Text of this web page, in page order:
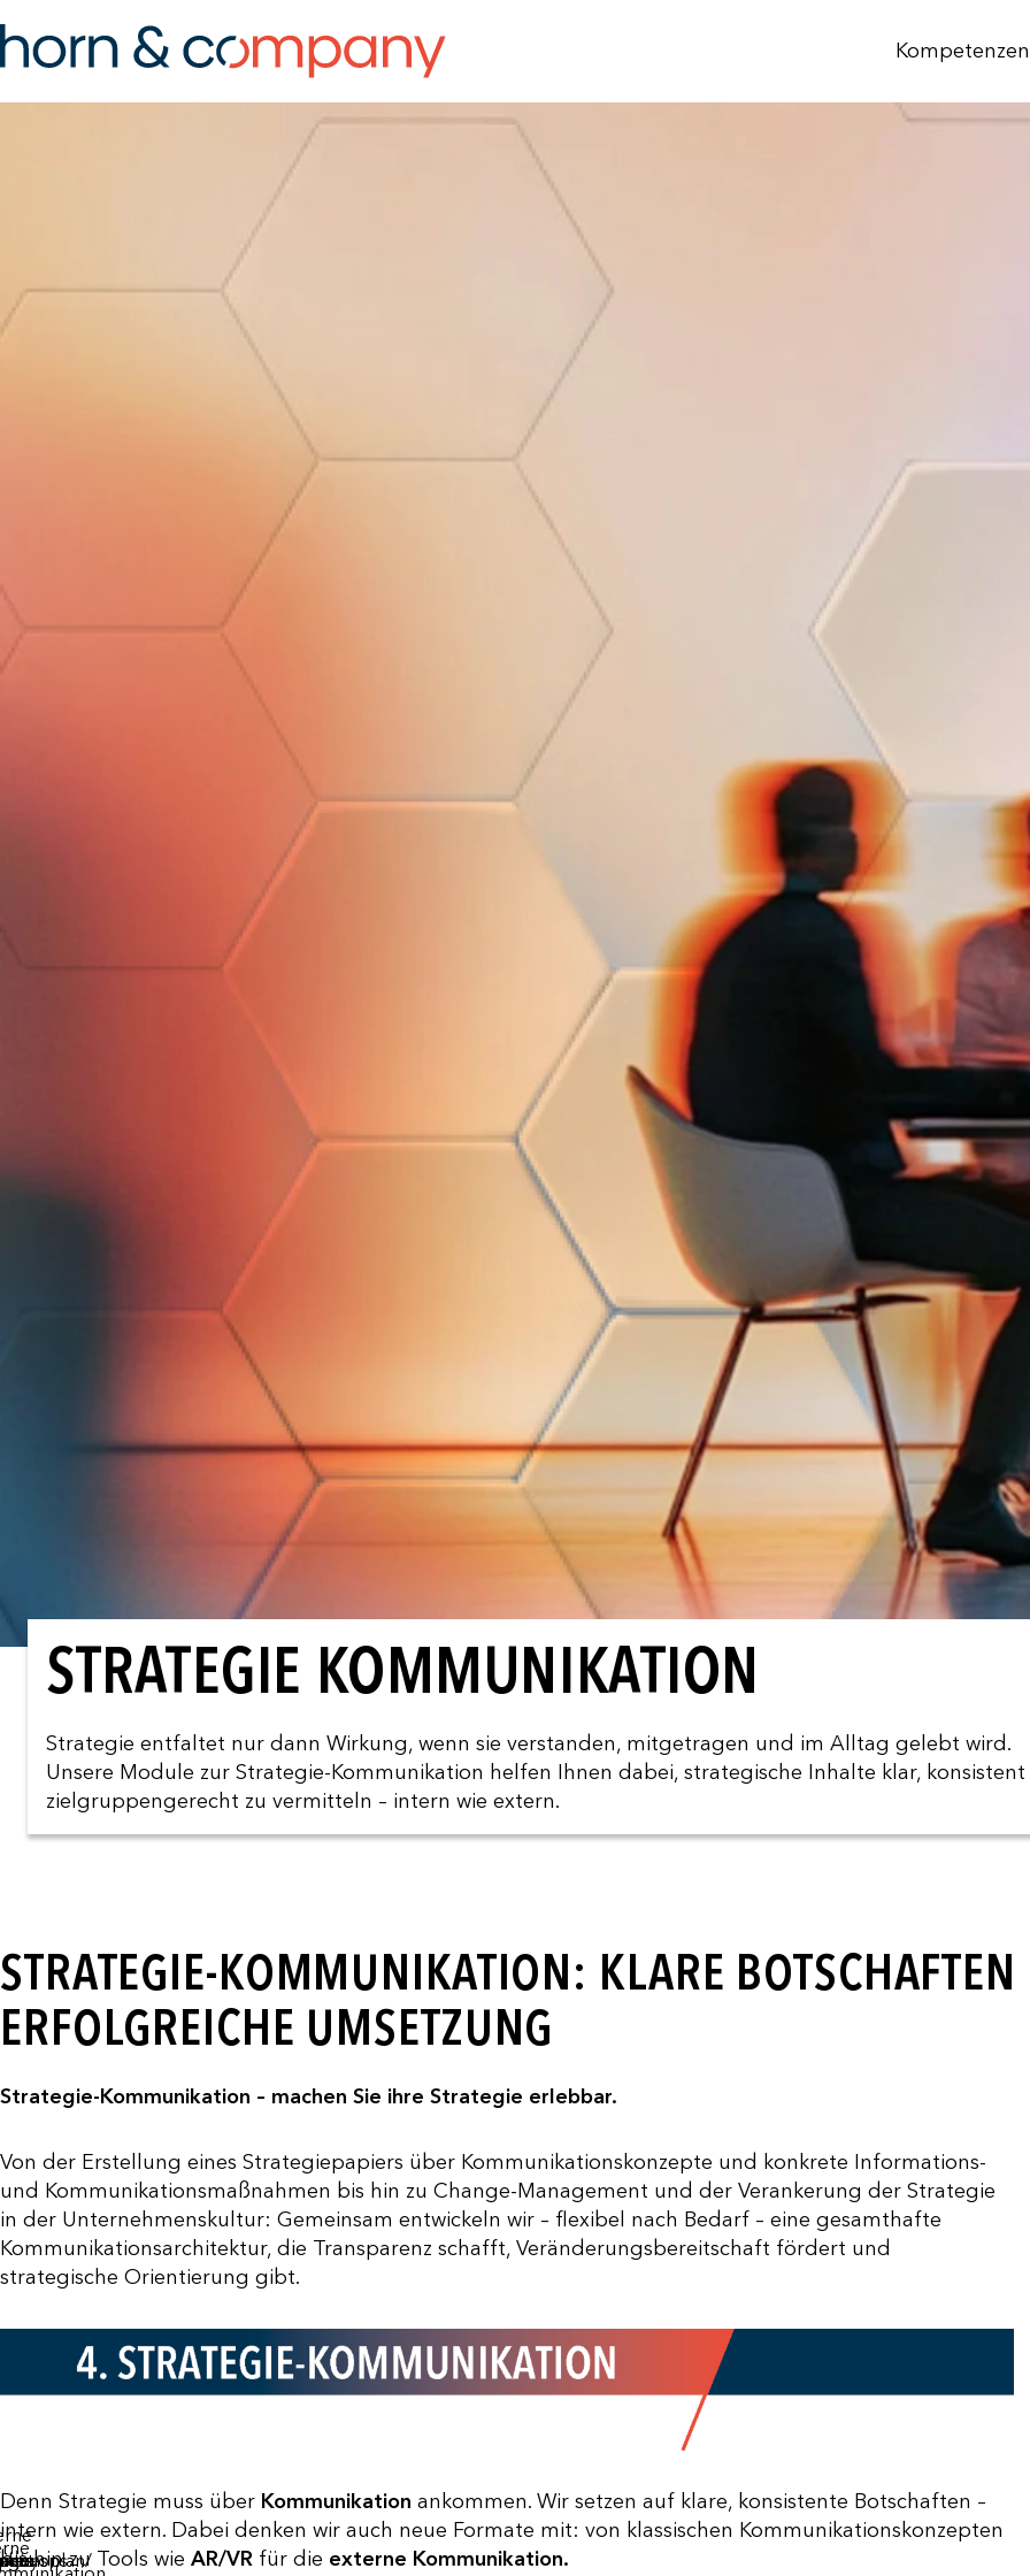
Kompetenzen
STRATEGIE KOMMUNIKATION
Strategie entfaltet nur dann Wirkung, wenn sie verstanden, mitgetragen und im Alltag gelebt wird.
Unsere Module zur Strategie-Kommunikation helfen Ihnen dabei, strategische Inhalte klar,
zielgruppengerecht zu vermitteln – intern wie extern.
STRATEGIE-KOMMUNIKATION: KLARE
ERFOLGREICHE UMSETZUNG
Strategie-Kommunikation – machen Sie ihre Strategie erlebbar.
Von der Erstellung eines Strategiepapiers über Kommunikationskonzepte und konkrete Informations-
und Kommunikationsmaßnahmen bis hin zu Change-Management und der Verankerung der Strategie
in der Unternehmenskultur: Gemeinsam entwickeln wir – flexibel nach Bedarf – eine gesamthafte
Kommunikationsarchitektur, die Transparenz schafft, Veränderungsbereitschaft fördert und
strategische Orientierung gibt.
Denn Strategie muss über Kommunikation ankommen. Wir setzen auf klare, konsistente Botschaften –
intern wie extern. Dabei denken wir auch neue Formate mit: von klassischen Kommunikationskonzepten
bis hin zu Tools wie AR/VR für die externe Kommunikation.